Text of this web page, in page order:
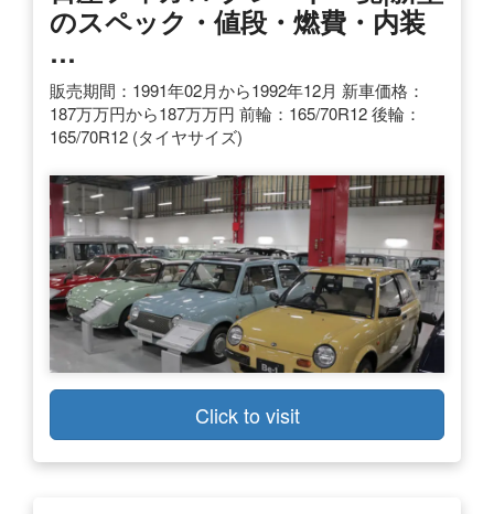
のスペック・値段・燃費・内装
…
販売期間：1991年02月から1992年12月 新車価格：
187万万円から187万万円 前輪：165/70R12 後輪：
165/70R12 (タイヤサイズ)
Click to visit